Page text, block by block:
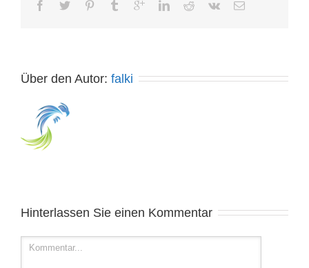
Über den Autor: falki
Hinterlassen Sie einen Kommentar